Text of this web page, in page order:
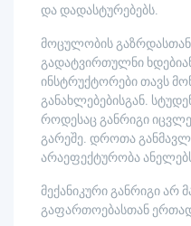
და დადასტურებებს.
მოცულობის
გადატვირთულნი
ინსტრუქტორები თავს
განახლებებისგან.
როდესაც განრიგი
გარეშე. დროთა
არაეფექტურობა
მექანიკური განრიგი არ
გაფართოებასთან